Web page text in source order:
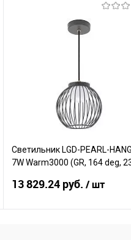
Светильник LGD-PEARL-
7W Warm3000 (GR, 164 deg,
13 829.24 руб. / шт